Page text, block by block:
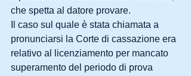
che spetta al datore provare.
Il caso sul quale è stata chiamata a
pronunciarsi la Corte di cassazione era
relativo al licenziamento per mancato
superamento del periodo di prova